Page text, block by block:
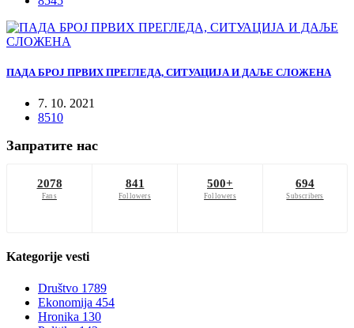
ПАДА БРОЈ ПРВИХ ПРЕГЛЕДА, СИТУАЦИЈА И ДАЉЕ СЛОЖЕНА
7. 10. 2021
8510
Запратите нас
2078
Fans
841
Followers
500+
Followers
694
Subscribers
Kategorije vesti
Društvo 1789
Ekonomija 454
Hronika 130